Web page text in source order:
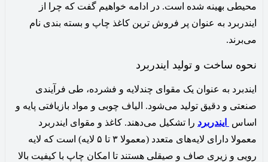
محیطی بهینه شده است. در ادامه خواهیم گفت که چرا از
ایندربرد به عنوان پر فروش ترین کاغذ چاپ و بسته بندی نام
می‌برند.
نحوه ساخت و تولید ایندربرد
ایندبرد به عنوان یک مقوای چندلایه و فشرده، طی فرآیندی
صنعتی و دقیق تولید می‌شود. الیاف چوبی و مواد بازیافتی پایه و
اساس
ایندربرد را تشکیل می‌دهند. کاغذ و مقوای ایندربرد
معمولا دارای لایه‌های متعدد (معمولا ۳ تا ۵ لایه) است که لایه
رویی و زیری صاف و صیقلی هستند تا امکان چاپ با کیفیت بالا